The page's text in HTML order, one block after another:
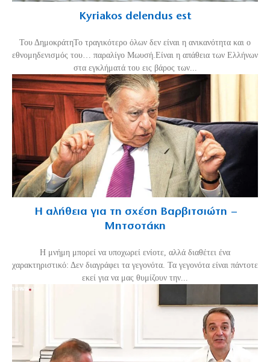
Kyriakos delendus est
Του ΔημοκράτηΤο τραγικότερο όλων δεν είναι η ανικανότητα και ο
εθνομηδενισμός του… παραλίγο Μωυσή.Είναι η απάθεια των Ελλήνων
στα εγκλήματά του εις βάρος των...
Η αλήθεια για τη σχέση Βαρβιτσιώτη –
Μητσοτάκη
H μνήμη μπορεί να υποχωρεί ενίοτε, αλλά διαθέτει ένα
χαρακτηριστικό: Δεν διαγράφει τα γεγονότα. Τα γεγονότα είναι πάντοτε
εκεί για να μας θυμίζουν την...